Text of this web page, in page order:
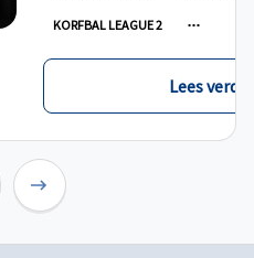
KORFBAL LEAGUE 2
Lees verder